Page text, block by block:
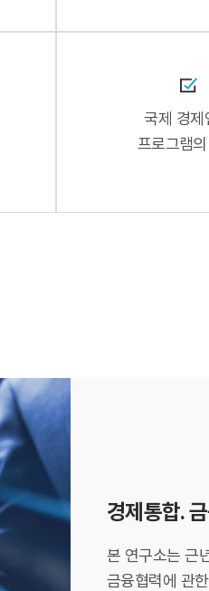
국제 경제
프로그램
경제통합.
본 연구소는 근
금융협력에 관